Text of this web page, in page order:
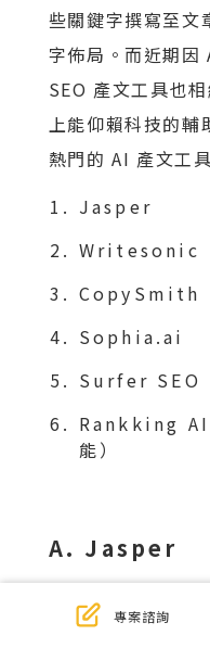
專案諮詢
些關鍵字撰寫至文
字佈局。而近期因
SEO 產文工具也
上能仰賴科技的輔
熱門的 AI 產文工
Jasper
Writesonic
CopySmith
Sophia.ai
Surfer SEO
Rankking AI
能）
A. Jasper
Jasper
是市場上
用的 GPT-3 架構